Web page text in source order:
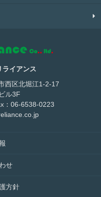
ライアンス
西区北堀江1-2-17
ル3F
06-6538-0223
せ
方針